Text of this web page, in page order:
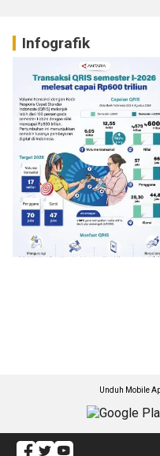
Infografik
Unduh Mobile